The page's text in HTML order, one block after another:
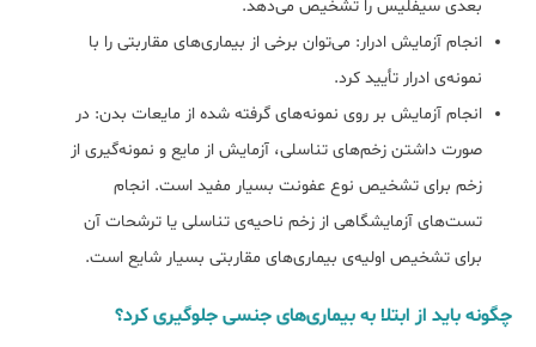
بعدی سیفلیس را تشخیص می‌دهد.
انجام آزمایش ادرار: می‌توان برخی از بیماری‌های مقاربتی را با
نمونه‌ی ادرار تأیید کرد.
انجام آزمایش بر روی نمونه‌های گرفته شده از مایعات بدن: در
صورت داشتن زخم‌های تناسلی، آزمایش از مایع و نمونه‌گیری از
زخم برای تشخیص نوع عفونت بسیار مفید است. انجام
تست‌های آزمایشگاهی از زخم ناحیه‌ی تناسلی یا ترشحات آن
برای تشخیص اولیه‌ی بیماری‌های مقاربتی بسیار شایع است.
چگونه باید از ابتلا به بیماری‌های جنسی جلوگیری کرد؟